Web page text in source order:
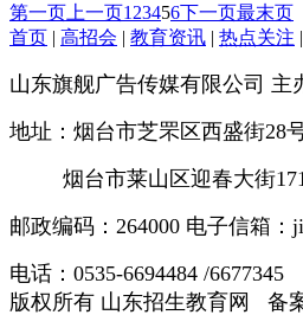
第一页 上一页1 23456下一页最末页
首页 | 高招会 | 教育资讯 | 热点关注 |
山东旗舰广告传媒有限公司 主
地址：烟台市芝罘区西盛街28
烟台市莱山区迎春大街171
邮政编码：264000 电子信箱：
电话：0535-6694484 /
版权所有 山东招生教育网 备